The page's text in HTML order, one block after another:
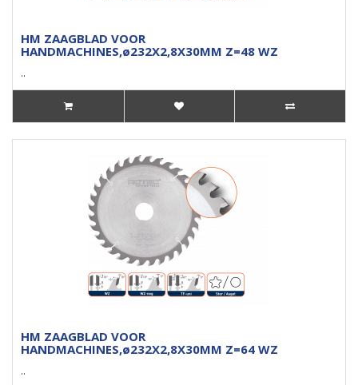
HM ZAAGBLAD VOOR
HANDMACHINES,ø232X2,8X30MM Z=48 WZ
..
HM ZAAGBLAD VOOR
HANDMACHINES,ø232X2,8X30MM Z=64 WZ
..